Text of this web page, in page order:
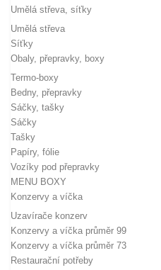
Umělá střeva, síťky
Umělá střeva
Síťky
Obaly, přepravky, boxy
Termo-boxy
Bedny, přepravky
Sáčky, tašky
Sáčky
Tašky
Papíry, fólie
Vozíky pod přepravky
MENU BOXY
Konzervy a víčka
Uzavírače konzerv
Konzervy a víčka průměr 99
Konzervy a víčka průměr 73
Restaurační potřeby